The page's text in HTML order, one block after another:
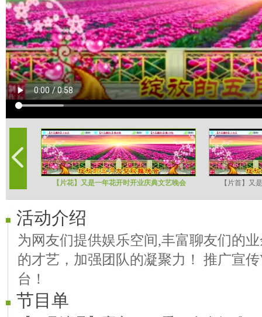
【片花】又是一年花开时开业庆典文艺晚会 【片首】又
活动介绍
为网友们提供娱乐空间,丰富聊友们的
的才艺，加强团队的凝聚力！ 推广宣
台！
节目单